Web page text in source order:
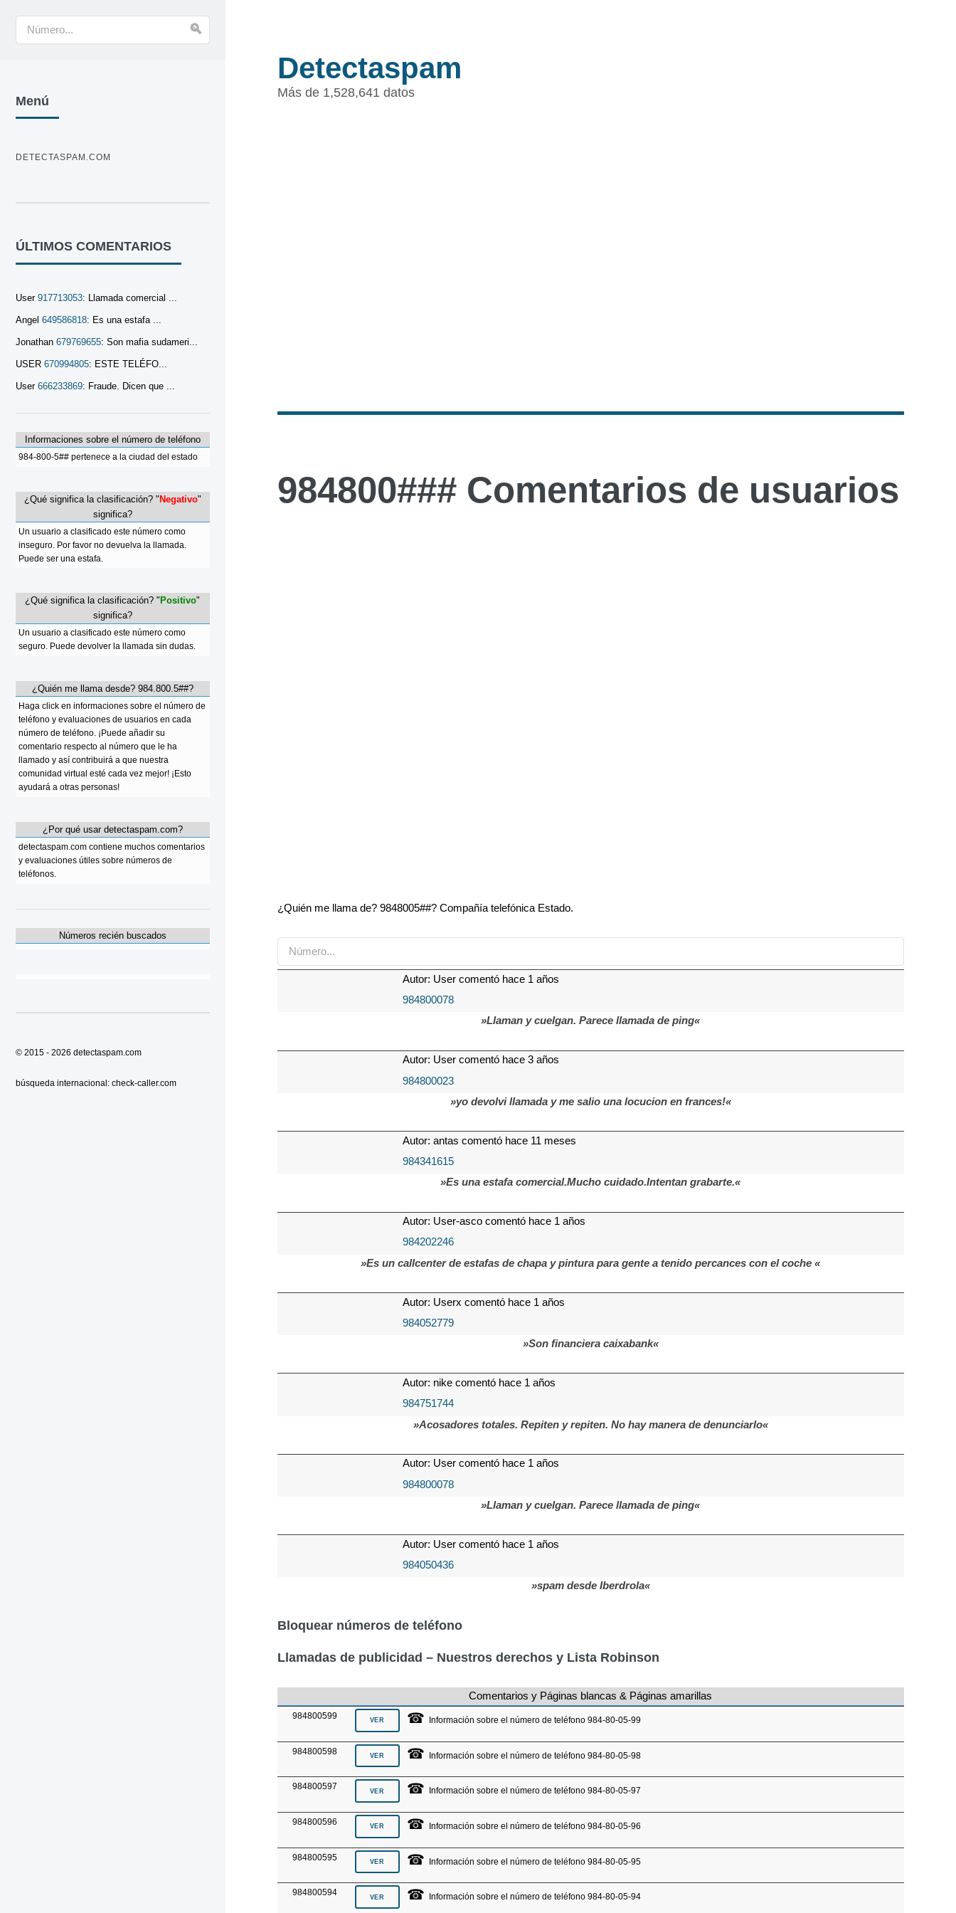
Detectaspam
Más de 1,528,641 datos
984800### Comentarios de usuarios
¿Quién me llama de? 9848005##? Compañía telefónica Estado.
Autor: User comentó hace 1 años
984800078
»Llaman y cuelgan. Parece llamada de ping«
Autor: User comentó hace 3 años
984800023
»yo devolvi llamada y me salio una locucion en frances!«
Autor: antas comentó hace 11 meses
984341615
»Es una estafa comercial.Mucho cuidado.Intentan grabarte.«
Autor: User-asco comentó hace 1 años
984202246
»Es un callcenter de estafas de chapa y pintura para gente a tenido percances con el coche «
Autor: Userx comentó hace 1 años
984052779
»Son financiera caixabank«
Autor: nike comentó hace 1 años
984751744
»Acosadores totales. Repiten y repiten. No hay manera de denunciarlo«
Autor: User comentó hace 1 años
984800078
»Llaman y cuelgan. Parece llamada de ping«
Autor: User comentó hace 1 años
984050436
»spam desde Iberdrola«
Bloquear números de teléfono
Llamadas de publicidad – Nuestros derechos y Lista Robinson
Comentarios y Páginas blancas & Páginas amarillas
984800599 ☎ Información sobre el número de teléfono 984-80-05-99
984800598 ☎ Información sobre el número de teléfono 984-80-05-98
984800597 ☎ Información sobre el número de teléfono 984-80-05-97
984800596 ☎ Información sobre el número de teléfono 984-80-05-96
984800595 ☎ Información sobre el número de teléfono 984-80-05-95
984800594 ☎ Información sobre el número de teléfono 984-80-05-94
Menú
DETECTASPAM.COM
ÚLTIMOS COMENTARIOS
User 917713053: Llamada comercial ...
Angel 649586818: Es una estafa ...
Jonathan 679769655: Son mafia sudameri...
USER 670994805: ESTE TELÉFO...
User 666233869: Fraude. Dicen que ...
Informaciones sobre el número de teléfono
984-800-5## pertenece a la ciudad del estado
¿Qué significa la clasificación? "Negativo"
significa?
Un usuario a clasificado este número como
inseguro. Por favor no devuelva la llamada.
Puede ser una estafa.
¿Qué significa la clasificación? " Positivo"
significa?
Un usuario a clasificado este número como
seguro. Puede devolver la llamada sin dudas.
¿Quién me llama desde? 984.800.5##?
Haga click en informaciones sobre el número de
teléfono y evaluaciones de usuarios en cada
número de teléfono. ¡Puede añadir su
comentario respecto al número que le ha
llamado y así contribuirá a que nuestra
comunidad virtual esté cada vez mejor! ¡Esto
ayudará a otras personas!
¿Por qué usar detectaspam.com?
detectaspam.com contiene muchos comentarios
y evaluaciones útiles sobre números de
teléfonos.
Números recién buscados
© 2015 - 2026 detectaspam.com
búsqueda internacional: check-caller.com